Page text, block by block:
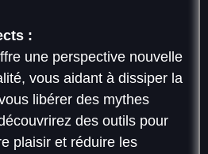
:
une perspective nouvelle
vous aidant à dissiper la
libérer des mythes
des outils pour
plaisir et réduire les